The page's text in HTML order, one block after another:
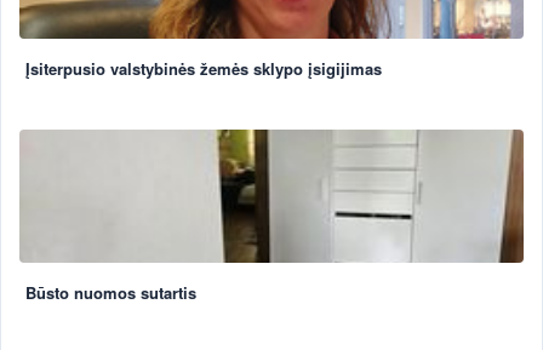
Įsiterpusio valstybinės žemės sklypo įsigijimas
Būsto nuomos sutartis